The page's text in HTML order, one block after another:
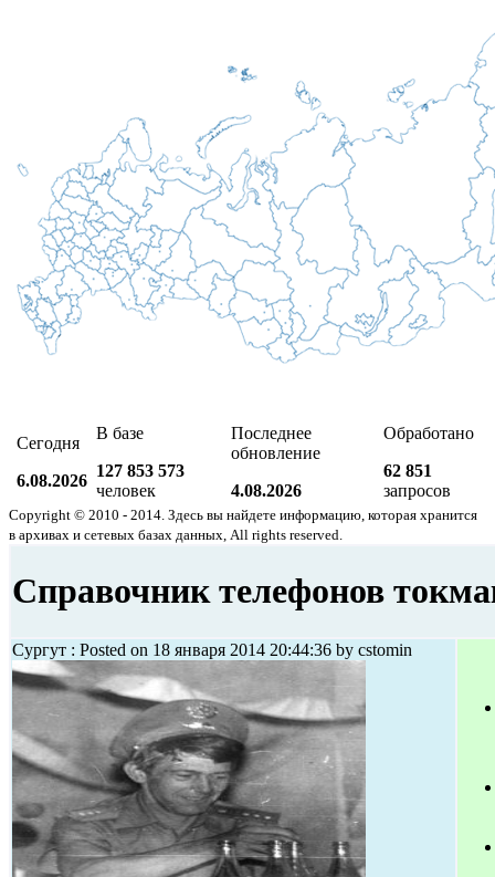
Сегодня
6.08.2026
В базе
127 853 573
человек
Последнее
обновление
4.08.2026
Обработано
62 851
запросов
Copyright © 2010 - 2014. Здесь вы найдете информацию, которая хранится
в архивах и сетевых базах данных, All rights reserved.
Справочник телефонов
Сургут : Posted on 18 января 2014 20:44:36 by cstomin